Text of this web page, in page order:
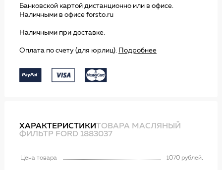
Банковской картой дистанционно или в офисе.
Наличными в офисе forsto.ru
Наличными при доставке.
Оплата по счету (для юрлиц). Подробнее
ХАРАКТЕРИСТИКИТОВАРА МАСЛЯНЫЙ
ФИЛЬТР FORD 1883037
Цена товара 1070 рублей